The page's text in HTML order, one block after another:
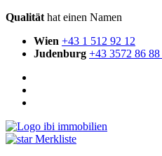
Qualität hat einen Namen
Wien +43 1 512 92 12
Judenburg +43 3572 86 88
Merkliste